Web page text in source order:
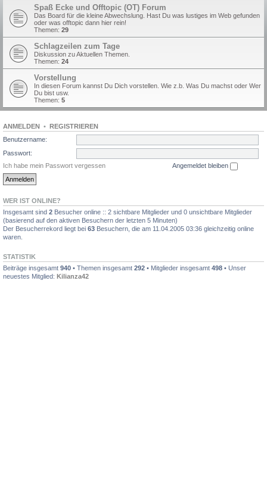
Spaß Ecke und Offtopic (OT) Forum
Das Board für die kleine Abwechslung. Hast Du was lustiges im Web gefunden
oder was offtopic dann hier rein!
Themen: 29
Schlagzeilen zum Tage
Diskussion zu Aktuellen Themen.
Themen: 24
Vorstellung
In diesen Forum kannst Du Dich vorstellen. Wie z.b. Was Du machst oder Wer
Du bist usw.
Themen: 5
ANMELDEN • REGISTRIEREN
Benutzername:
Passwort:
Ich habe mein Passwort vergessen
Angemeldet bleiben
WER IST ONLINE?
Insgesamt sind 2 Besucher online :: 2 sichtbare Mitglieder und 0 unsichtbare Mitglieder
(basierend auf den aktiven Besuchern der letzten 5 Minuten)
Der Besucherrekord liegt bei 63 Besuchern, die am 11.04.2005 03:36 gleichzeitig online
waren.
STATISTIK
Beiträge insgesamt 940 • Themen insgesamt 292 • Mitglieder insgesamt 498 • Unser
neuestes Mitglied: Kilianza42